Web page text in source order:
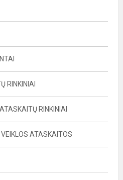
RINKINIAI
RINKINIAI
ATASKAITOS